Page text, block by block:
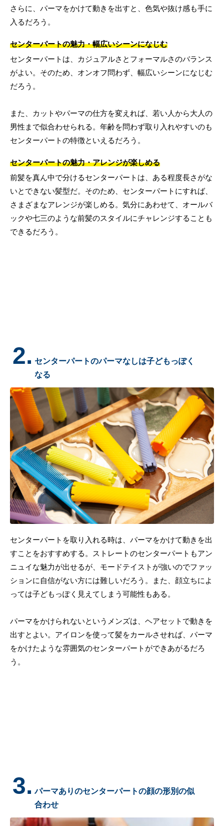
さらに、パーマをかけて動きを出すと、色気や抜け感も手に
入るだろう。
センターパートの魅力・幅広いシーンになじむ
センターパートは、カジュアルさとフォーマルさのバランス
がよい。そのため、オンオフ問わず、幅広いシーンになじむ
だろう。
また、カットやパーマの仕方を変えれば、若い人から大人の
男性まで似合わせられる。年齢を問わず取り入れやすいのも
センターパートの特徴といえるだろう。
センターパートの魅力・アレンジが楽しめる
前髪を真ん中で分けるセンターパートは、ある程度長さがな
いとできない髪型だ。そのため、センターパートにすれば、
さまざまなアレンジが楽しめる。気分にあわせて、オールバ
ックや七三のような前髪のスタイルにチャレンジすることも
できるだろう。
2. センターパートのパーマなしは子どもっぽく
なる
センターパートを取り入れる時は、パーマをかけて動きを出
すことをおすすめする。ストレートのセンターパートもアン
ニュイな魅力が出せるが、モードテイストが強いのでファッ
ションに自信がない方には難しいだろう。また、顔立ちによ
っては子どもっぽく見えてしまう可能性もある。
パーマをかけられないというメンズは、ヘアセットで動きを
出すとよい。アイロンを使って髪をカールさせれば、パーマ
をかけたような雰囲気のセンターパートができあがるだろ
う。
3. パーマありのセンターパートの顔の形別の似
合わせ